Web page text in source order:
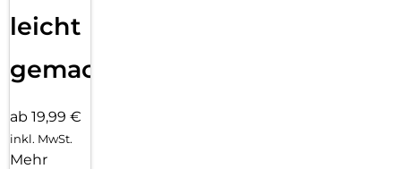
leicht
gemacht!
ab 19,99 €
inkl. MwSt.
Mehr